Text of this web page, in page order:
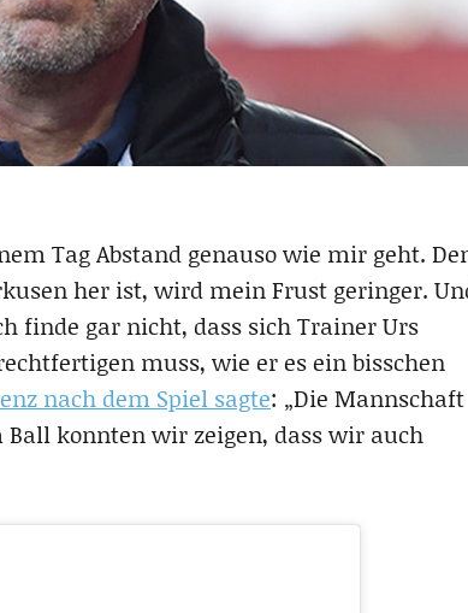
Tag Abstand genauso wie mir geht.
her ist, wird mein Frust geringer.
finde gar nicht, dass sich Trainer Urs
muss, wie er es ein bisschen
nach dem Spiel sagte: „Die Mannschaft
konnten wir zeigen, dass wir auch